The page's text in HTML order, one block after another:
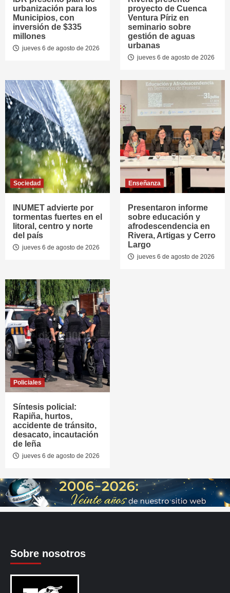
urbanización para los
Municipios, con
inversión de $335
millones
jueves 6 de agosto de 2026
proyecto de Cuenca
Ventura Píriz en
seminario sobre
gestión de aguas
urbanas
jueves 6 de agosto de 2026
Sociedad
INUMET advierte por
tormentas fuertes en el
litoral, centro y norte
del país
jueves 6 de agosto de 2026
Enseñanza
Presentaron informe
sobre educación y
afrodescendencia en
Rivera, Artigas y Cerro
Largo
jueves 6 de agosto de 2026
Policiales
Síntesis policial:
Rapiña, hurtos,
accidente de tránsito,
desacato, incautación
de leña
jueves 6 de agosto de 2026
Sobre nosotros